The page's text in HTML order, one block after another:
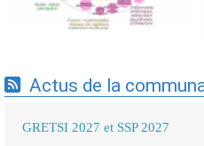
Actus de la
GRETSI 2027 et SSP 2027